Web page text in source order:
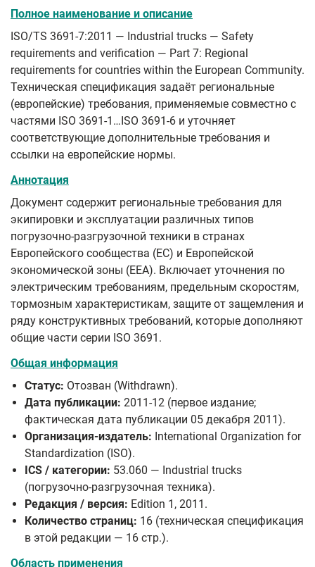
Полное наименование и описание
ISO/TS 3691-7:2011 — Industrial trucks — Safety
requirements and verification — Part 7: Regional
requirements for countries within the European Community.
Техническая спецификация задаёт региональные
(европейские) требования, применяемые совместно с
частями ISO 3691-1…ISO 3691-6 и уточняет
соответствующие дополнительные требования и
ссылки на европейские нормы.
Аннотация
Документ содержит региональные требования для
экипировки и эксплуатации различных типов
погрузочно-разгрузочной техники в странах
Европейского сообщества (EC) и Европейской
экономической зоны (EEA). Включает уточнения по
электрическим требованиям, предельным скоростям,
тормозным характеристикам, защите от защемления и
ряду конструктивных требований, которые дополняют
общие части серии ISO 3691.
Общая информация
Статус: Отозван (Withdrawn).
Дата публикации: 2011-12 (первое издание;
фактическая дата публикации 05 декабря 2011).
Организация-издатель: International Organization for
Standardization (ISO).
ICS / категории: 53.060 — Industrial trucks
(погрузочно-разгрузочная техника).
Редакция / версия: Edition 1, 2011.
Количество страниц: 16 (техническая спецификация
в этой редакции — 16 стр.).
Область применения